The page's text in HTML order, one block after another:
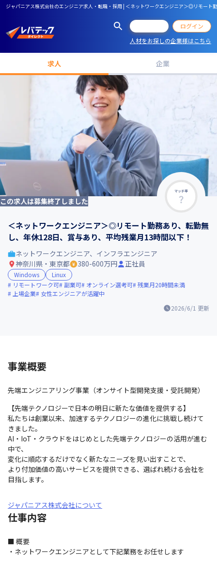
ジャパニアス株式会社のエンジニア求人・転職・採用 | ＜ネットワークエンジニア＞◎リモー
ログイン
人材をお探しの企業様はこちら
求人 企業
マッチ率
この求人は募集終了しました
＜ネットワークエンジニア＞◎リモート勤務あり、転勤無
し、年休128日、賞与あり、平均残業月13時間以下！
2026/6/1 更新
ネットワークエンジニア、インフラエンジニア
神奈川県・東京都
380-600万円 正社員
Windows
Linux
リモートワーク可
副業可 オンライン選考可 残業月20時間未満
上場企業
女性エンジニアが活躍中
事業概要
先端エンジニアリング事業（オンサイト型開発支援・受託開発）
【先端テクノロジーで日本の明日に新たな価値を提供する】
私たちは創業以来、加速するテクノロジーの進化に挑戦し続けて
きました。
AI・IoT・クラウドをはじめとした先端テクノロジーの活用が進む
中で、
変化に順応するだけでなく新たなニーズを見い出すことで、
より付加価値の高いサービスを提供できる、選ばれ続ける会社を
目指します。
ジャパニアス株式会社について
仕事内容
■ 概要
・ネットワークエンジニアとして下記業務をお任せします